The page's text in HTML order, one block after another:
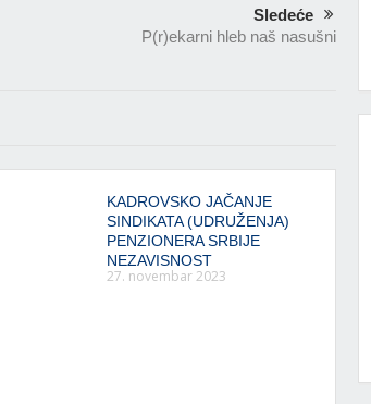
Sledeće
P(r)ekarni hleb naš nasušni
KADROVSKO JAČANJE
SINDIKATA (UDRUŽENJA)
PENZIONERA SRBIJE
NEZAVISNOST
27. novembar 2023